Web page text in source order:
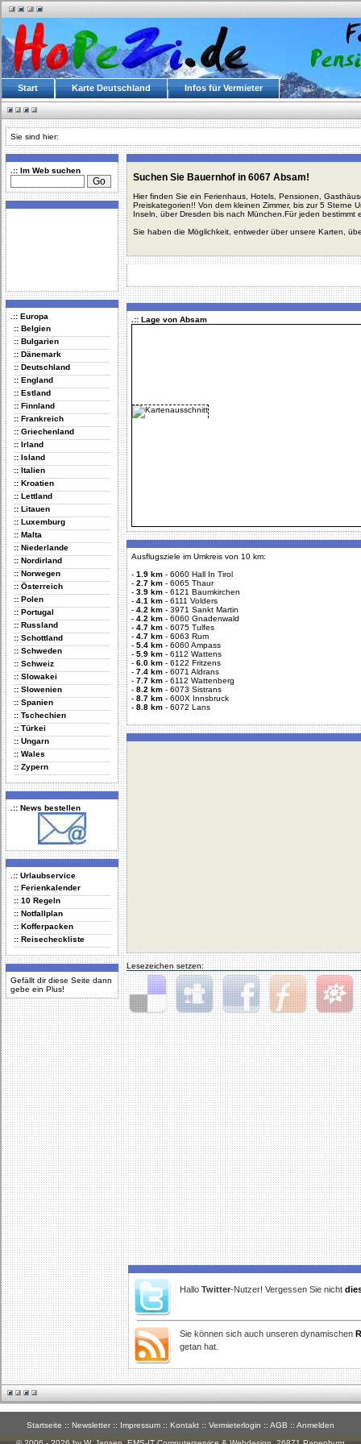
Start Karte Deutschland Infos für Vermieter
Sie sind hier:
.:: Im Web suchen
.:: Europa
:: Belgien
:: Bulgarien
:: Dänemark
:: Deutschland
:: England
:: Estland
:: Finnland
:: Frankreich
:: Griechenland
:: Irland
:: Island
:: Italien
:: Kroatien
:: Lettland
:: Litauen
:: Luxemburg
:: Malta
:: Niederlande
:: Nordirland
:: Norwegen
:: Österreich
:: Polen
:: Portugal
:: Russland
:: Schottland
:: Schweden
:: Schweiz
:: Slowakei
:: Slowenien
:: Spanien
:: Tschechien
:: Türkei
:: Ungarn
:: Wales
:: Zypern
.:: News bestellen
.:: Urlaubservice
:: Ferienkalender
:: 10 Regeln
:: Notfallplan
:: Kofferpacken
:: Reisecheckliste
Gefällt dir diese Seite dann
gebe ein Plus!
Suchen Sie Bauernhof in 6067 Absam!
Hier finden Sie ein Ferienhaus, Hotels, Pensionen,
Preiskategorien!! Von dem kleinen Zimmer, bis zur 5 Sterne
Inseln, über Dresden bis nach München.Für jeden bestimmt
Sie haben die Möglichkeit, entweder über unsere Karten,
.:: Lage von Absam
Ausflugsziele im Umkreis von 10 km:
- 1.9 km - 6060 Hall In Tirol
- 2.7 km - 6065 Thaur
- 3.9 km - 6121 Baumkirchen
- 4.1 km - 6111 Volders
- 4.2 km - 3971 Sankt Martin
- 4.2 km - 6060 Gnadenwald
- 4.7 km - 6075 Tulfes
- 4.7 km - 6063 Rum
- 5.4 km - 6060 Ampass
- 5.9 km - 6112 Wattens
- 6.0 km - 6122 Fritzens
- 7.4 km - 6071 Aldrans
- 7.7 km - 6112 Wattenberg
- 8.2 km - 6073 Sistrans
- 8.7 km - 600X Innsbruck
- 8.8 km - 6072 Lans
Lesezeichen setzen:
Delicious Digg Facebook Furl StudiVZ
Hallo Twitter-Nutzer! Vergessen Sie nicht
Sie können sich auch unseren dynamischen
getan hat.
Startseite :: Newsletter :: Impressum :: Kontakt :: Vermieterlogin :: AGB :: Anmelden